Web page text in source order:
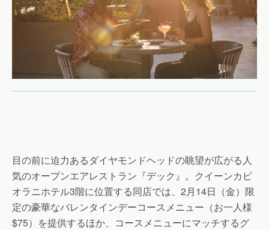
目の前に迫力あるダイヤモンドヘッドの眺望が広がる人
気のオープンエアレストラン『デック』。クイーンカピ
オラニホテル3階に位置する同店では、2月14日（金）限
定の豪華なバレンタインデーコースメニュー（お一人様
$75）を提供するほか、コースメニューにマッチするグ